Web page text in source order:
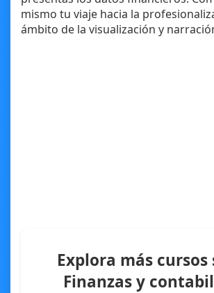
mismo tu viaje hacia la
ámbito de la visualización y
Explora más cursos
Finanzas y